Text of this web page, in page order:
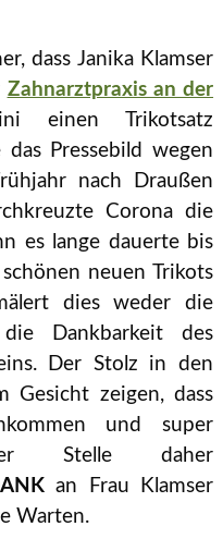
dass Janika Klamser
Zahnarztpraxis an der
einen Trikotsatz
Pressebild wegen
nach Draußen
Corona die
es lange dauerte bis
neuen Trikots
dies weder die
Dankbarkeit des
Der Stolz in den
Gesicht zeigen, dass
und super
Stelle daher
an Frau Klamser
Warten.